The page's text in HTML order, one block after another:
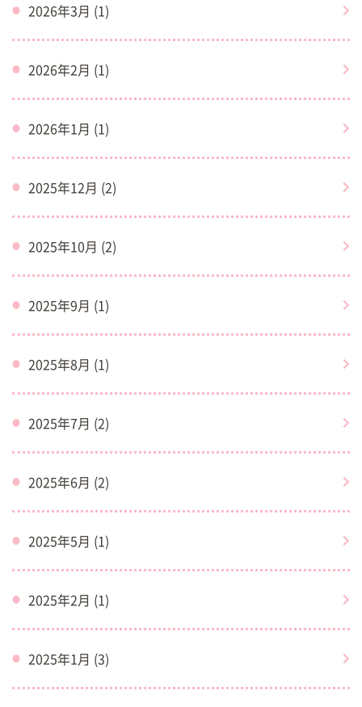
2026年3月 (1)
2026年2月 (1)
2026年1月 (1)
2025年12月 (2)
2025年10月 (2)
2025年9月 (1)
2025年8月 (1)
2025年7月 (2)
2025年6月 (2)
2025年5月 (1)
2025年2月 (1)
2025年1月 (3)